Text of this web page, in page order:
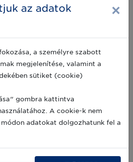
az adatok
×
a személyre szabott
megjelenítése, valamint a
sütiket (cookie)
gombra kattintva
A cookie-k nem
adatokat dolgozhatunk fel a